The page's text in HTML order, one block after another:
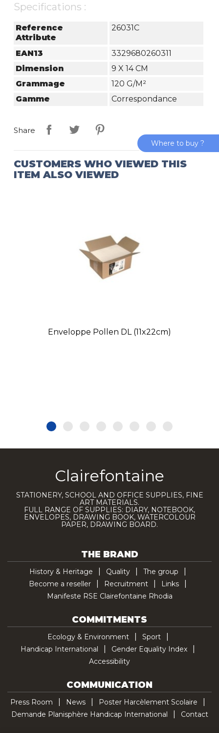
Specifications :
Reference
Attribute
26031C
EAN13
3329680260311
Dimension
9 X 14 CM
Grammage
120 G/m²
Gamme
Correspondance
Share
CUSTOMERS WHO VIEWED THIS
ITEM ALSO VIEWED
Enveloppe Pollen DL (11x22cm)
Clairefontaine
STATIONERY, SCHOOL AND OFFICE SUPPLIES, FINE
ART MATERIALS.
FULL RANGE OF SUPPLIES: DIARY, NOTEBOOK,
ENVELOPES, DRAWING BOOK, WATERCOLOUR
PAPER, DRAWING BOARD.
THE BRAND
History & Heritage Quality
The group
Become a reseller
Recruitment
Links
Manifeste RSE Clairefontaine Rhodia
COMMITMENTS
Ecology & Environment
Sport
Handicap International
Gender Equality Index
Accessibility
COMMUNICATION
Press Room News
Poster Harcèlement Scolaire
Demande Planisphère Handicap International
Contact
Where to buy ?